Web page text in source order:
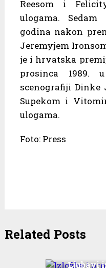
Reesom i
ulogama.
godina nakon
Jeremyjem
je i hrvatska
prosinca 1989.
scenografiji Dinke
Supekom i
ulogama.
Foto: Press
Related Posts
Ljubavi